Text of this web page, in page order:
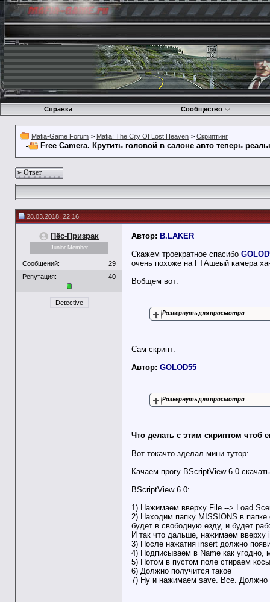
Справка Сообщество
Mafia-Game Forum > Mafia: The City Of Lost Heaven > Скриптинг
Free Camera. Крутить головой в салоне авто теперь
Ответ
28.03.2018, 22:16
Пёс-Призрак
Junior Member
Сообщений:
29
Репутация:
40
Detective
Автор: B.LAKER
Скажем троекратное спасибо
очень похоже на ГТАшеый камера
Вобщем вот:
Развернуть для просмотра
Сам скрипт:
Автор: GOLOD55
Развернуть для просмотра
Что делать с этим скриптом чтоб
Вот токачто зделал мини тутор:
Качаем прогу BScriptView 6.0
BScriptView 6.0:
1) Нажимаем вверху File --> Load
2) Находим папку MISSIONS в
будет в свободную езду, и будет
И так что дальше, нажимаем вверху
3) После нажатия insert должно
4) Подписываем в Name как угодно,
5) Потом в пустом поле стираем
6) Должно получится такое
7) Ну и нажимаем save. Все. Должно